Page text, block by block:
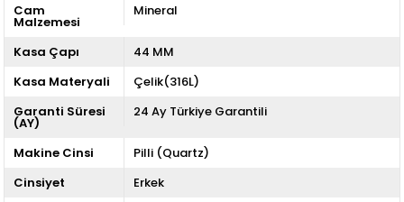
Cam
Malzemesi
Mineral
Kasa Çapı
44 MM
Kasa Materyali
Çelik(316L)
Garanti Süresi
(AY)
24 Ay Türkiye Garantili
Makine Cinsi
Pilli (Quartz)
Cinsiyet
Erkek